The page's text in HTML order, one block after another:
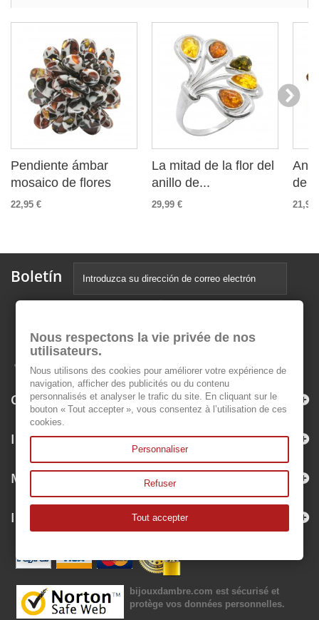
Pendiente ámbar
mosaico de flores
22,95 €
La mitad de la flor del
anillo de...
29,99 €
de
21,99
Boletín
Categorías
Información
Mi cuenta
Información sobre la tienda
bijouxdambre.com est sécurisé et
protège vos données personnelles.
Nous respectons la vie privée de nos
utilisateurs.
Nous utilisons des cookies pour améliorer votre expérience de
navigation, afficher des publicités ou du contenu
personnalisés et analyser le trafic du site. En cliquant sur le
bouton « Tout accepter », vous consentez à l’utilisation de ces
cookies.
Personnaliser
Refuser
Tout accepter